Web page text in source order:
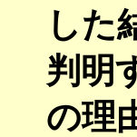
した
判明
の理